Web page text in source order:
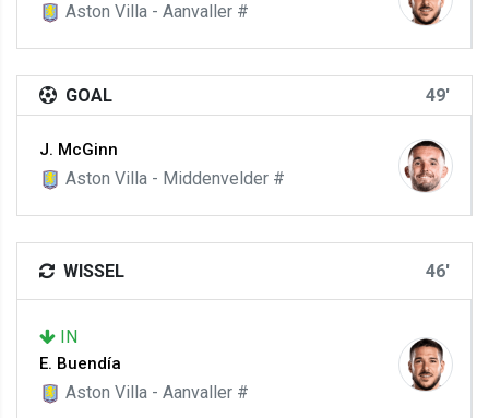
Aston Villa - Aanvaller #
GOAL 49'
J. McGinn
Aston Villa - Middenvelder #
WISSEL 46'
IN
E. Buendía
Aston Villa - Aanvaller #